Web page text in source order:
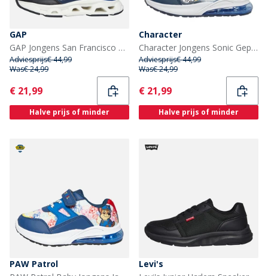
GAP
GAP Jongens San Francisco Sneakers Black Blue Lime
Adviesprijs€ 44,99
Was€ 24,99
Current
€ 21,99
Halve prijs of minder
Character
Character Jongens Sonic Gepreprint Licht Sneakers Blauw/Multi
Adviesprijs€ 44,99
Was€ 24,99
Current
€ 21,99
Halve prijs of minder
PAW Patrol
Levi's